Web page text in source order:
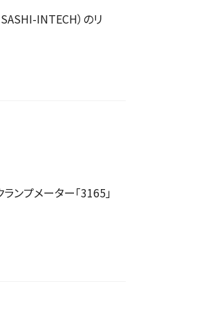
INTECH）のリ
プメーター「3165」